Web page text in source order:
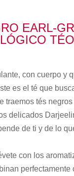
EARL-
TÉO
con cuerpo y
es el té que
traemos tés
delicados
de ti y de lo
con los
perfectamente